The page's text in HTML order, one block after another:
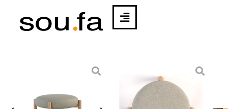
PANTALONA |
RICARDO
VIDIGAL